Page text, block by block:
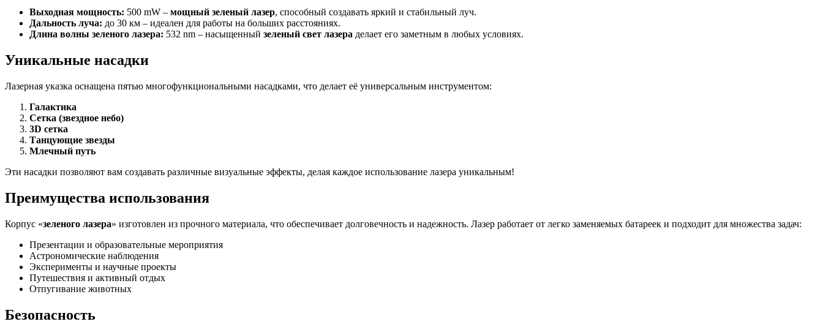
Выходная мощность: 500 mW – мощный зеленый лазер, способный создавать яркий и стабильный луч.
Дальность луча: до 30 км – идеален для работы на больших расстояниях.
Длина волны зеленого лазера: 532 nm – насыщенный зеленый свет лазера делает его заметным в любых условиях.
Уникальные насадки
Лазерная указка оснащена пятью многофункциональными насадками, что делает её универсальным инструментом:
Галактика
Сетка (звездное небо)
3D сетка
Танцующие звезды
Млечный путь
Эти насадки позволяют вам создавать различные визуальные эффекты, делая каждое использование лазера уникальным!
Преимущества использования
Корпус «зеленого лазера» изготовлен из прочного материала, что обеспечивает долговечность и надежность. Лазер работает от легко заменяемых батареек и подходит для множества задач:
Презентации и образовательные мероприятия
Астрономические наблюдения
Эксперименты и научные проекты
Путешествия и активный отдых
Отпугивание животных
Безопасность